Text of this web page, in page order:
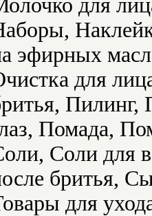
для
эфирных
для
Пилинг,
Помада,
Соли для
бритья,
для